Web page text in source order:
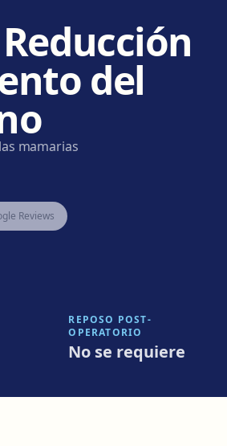
del
mamarias
Reviews
REPOSO POST-
OPERATORIO
No se requiere